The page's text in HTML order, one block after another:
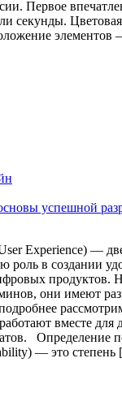
Первое
секунды.
элементов
успешной
Experience) —
роль в создании
продуктов.
они имеют
вместе для
Определение
— это